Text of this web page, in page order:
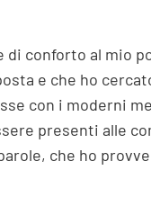
di conforto al mio
e che ho
con i moderni
presenti alle
che ho